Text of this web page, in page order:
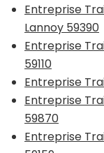
Entreprise
Lannoy 59390
Entreprise
59110
Entreprise
Entreprise
59870
Entreprise